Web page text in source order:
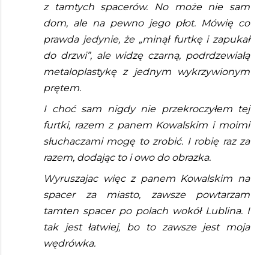
z tamtych spacerów. No może nie sam
dom, ale na pewno jego płot. Mówię co
prawda jedynie, że „minął furtkę i zapukał
do drzwi”, ale widzę czarną, podrdzewiałą
metaloplastykę z jednym wykrzywionym
prętem.
I choć sam nigdy nie przekroczyłem tej
furtki, razem z panem Kowalskim i moimi
słuchaczami mogę to zrobić. I robię raz za
razem, dodając to i owo do obrazka.
Wyruszajac więc z panem Kowalskim na
spacer za miasto, zawsze powtarzam
tamten spacer po polach wokół Lublina. I
tak jest łatwiej, bo to zawsze jest moja
wędrówka.